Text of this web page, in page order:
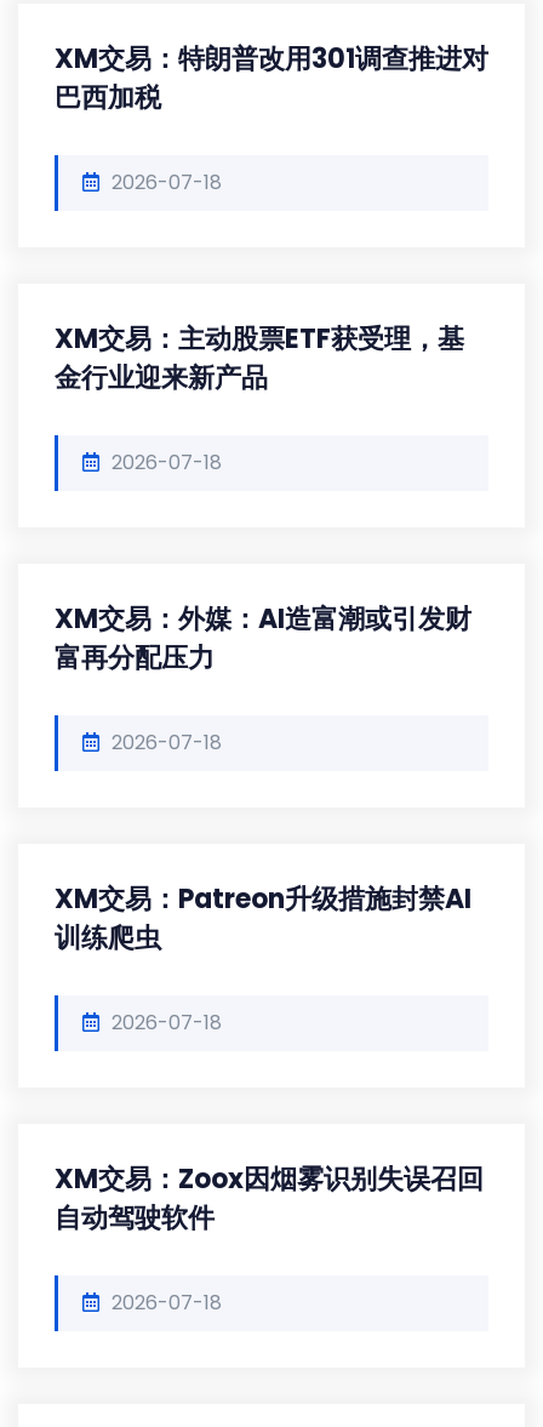
XM交易：特朗普改用301调查推进对
巴西加税
2026-07-18
XM交易：主动股票ETF获受理，基
金行业迎来新产品
2026-07-18
XM交易：外媒：AI造富潮或引发财
富再分配压力
2026-07-18
XM交易：Patreon升级措施封禁AI
训练爬虫
2026-07-18
XM交易：Zoox因烟雾识别失误召回
自动驾驶软件
2026-07-18